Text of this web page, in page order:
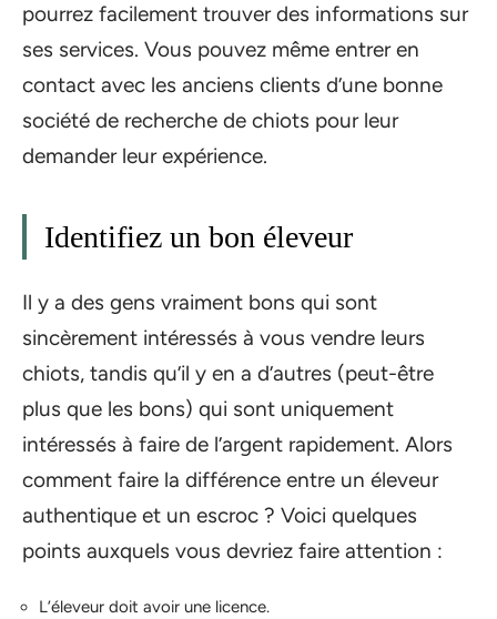
pourrez facilement trouver des informations sur
ses services. Vous pouvez même entrer en
contact avec les anciens clients d’une bonne
société de recherche de chiots pour leur
demander leur expérience.
Identifiez un bon éleveur
Il y a des gens vraiment bons qui sont
sincèrement intéressés à vous vendre leurs
chiots, tandis qu’il y en a d’autres (peut-être
plus que les bons) qui sont uniquement
intéressés à faire de l’argent rapidement. Alors
comment faire la différence entre un éleveur
authentique et un escroc ? Voici quelques
points auxquels vous devriez faire attention :
L’éleveur doit avoir une licence.